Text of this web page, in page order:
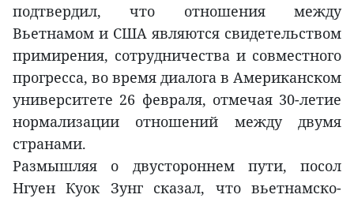
подтвердил, что отношения между
Вьетнамом и США являются свидетельством
примирения, сотрудничества и совместного
прогресса, во время диалога в Американском
университете 26 февраля, отмечая 30-летие
нормализации отношений между двумя
странами.
Размышляя о двустороннем пути, посол
Нгуен Куок Зунг сказал, что вьетнамско-